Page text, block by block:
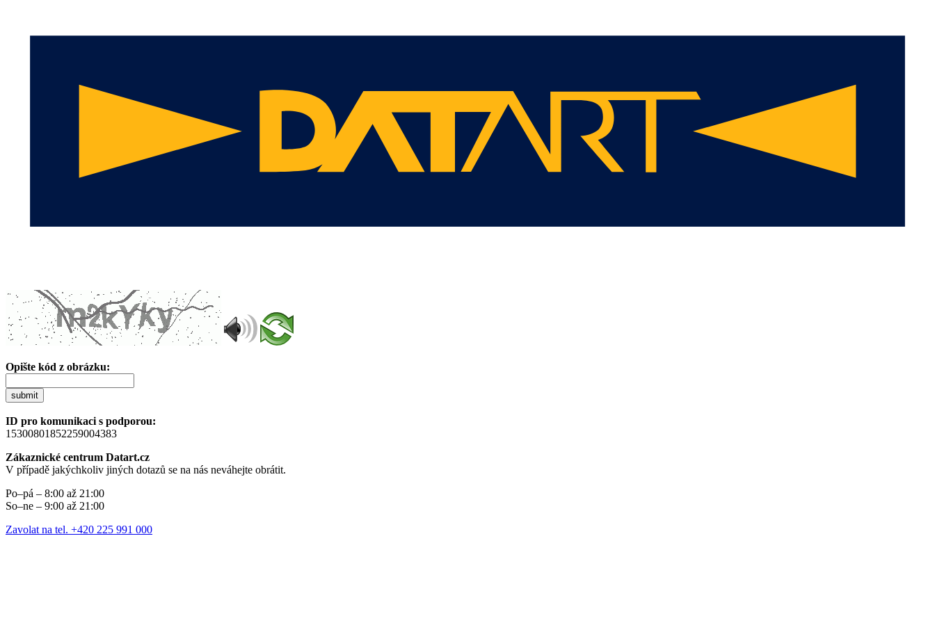
Opište kód z obrázku:
submit
ID pro komunikaci s podporou:
15300801852259004383
Zákaznické centrum Datart.cz
V případě jakýchkoliv jiných dotazů se na nás neváhejte obrátit.
Po–pá – 8:00 až 21:00
So–ne – 9:00 až 21:00
Zavolat na tel. +420 225 991 000